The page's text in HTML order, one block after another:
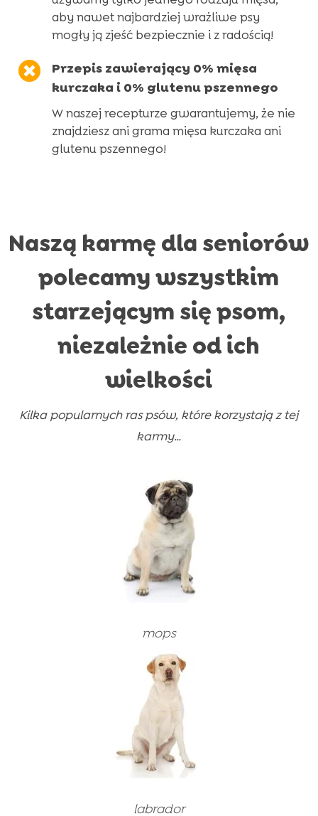
aby nawet najbardziej wrażliwe psy
mogły ją zjeść bezpiecznie i z radością!

Przepis zawierający 0% mięsa
kurczaka i 0% glutenu pszennego
W naszej recepturze gwarantujemy, że nie
znajdziesz ani grama mięsa kurczaka ani
glutenu pszennego!
Naszą karmę dla seniorów
polecamy wszystkim
starzejącym się psom,
niezależnie od ich
wielkości
Kilka popularnych ras psów, które korzystają z tej
karmy…
mops
labrador